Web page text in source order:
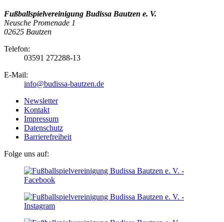
Fußballspielvereinigung Budissa Bautzen e. V.
Neusche Promenade 1
02625 Bautzen
Telefon:
03591 272288-13
E-Mail:
info@budissa-bautzen.de
Newsletter
Kontakt
Impressum
Datenschutz
Barrierefreiheit
Folge uns auf: